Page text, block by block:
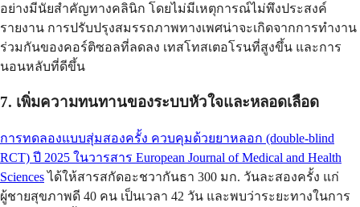
อย่างมีนัยสำคัญทางคลินิก โดยไม่มีเหตุการณ์ไม่พึงประสงค์
รายงาน การปรับปรุงสมรรถภาพทางเพศน่าจะเกิดจากการทำงาน
ร่วมกันของคอร์ติซอลที่ลดลง เทสโทสเตอโรนที่สูงขึ้น และการ
นอนหลับที่ดีขึ้น
7. เพิ่มความทนทานของระบบหัวใจและหลอดเลือด
การทดลองแบบสุ่มสองครั้ง ควบคุมด้วยยาหลอก (double-blind
RCT) ปี 2025 ในวารสาร European Journal of Medical and Health
Sciencesได้ให้สารสกัดอะชวากันธา 300 มก. วันละสองครั้ง แก่
ผู้ชายสุขภาพดี 40 คน เป็นเวลา 42 วัน และพบว่าระยะทางในการ